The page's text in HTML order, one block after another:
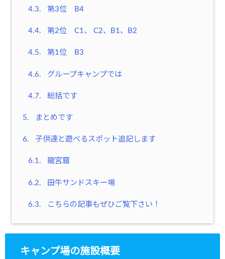
4.3. 第3位 B4
4.4. 第2位 C1、 C2、B1、B2
4.5. 第1位 B3
4.6. グループキャンプでは
4.7. 総括です
5. まとめです
6. 子供達と遊べるスポット追記します
6.1. 龍宮窟
6.2. 田牛サンドスキー場
6.3. こちらの記事もぜひご覧下さい！
キャンプ場の施設概要